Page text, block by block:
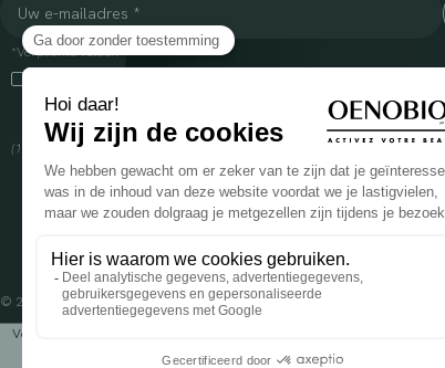
*Verplichte velden
Door dit vakje aan te vinken, ga ik ermee akkoord dat Cooper(1)
om mij commerciële informatie te sturen over zijn producten en
over het beheer van uw gegevens en uw rechten, klikhier
(1) Coopération pharmaceutique Française, RCS Melun 399 227 636
© 2024 OENOBIOL PARIS
Voedingssupplement dat moet worden geconsumeerd als